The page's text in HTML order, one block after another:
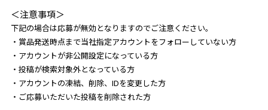
＜注意事項＞
下記の場合は応募が無効となりますのでご注意ください。
・賞品発送時点まで当社指定アカウントをフォローしていない方
・アカウントが非公開設定になっている方
・投稿が検索対象外となっている方
・アカウントの凍結、削除、IDを変更した方
・ご応募いただいた投稿を削除された方